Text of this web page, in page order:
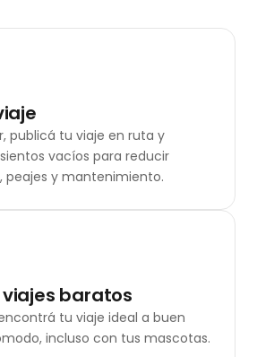
publicá tu viaje en ruta y
vacíos para reducir
peajes y mantenimiento.
baratos
tu viaje ideal a buen
incluso con tus mascotas.